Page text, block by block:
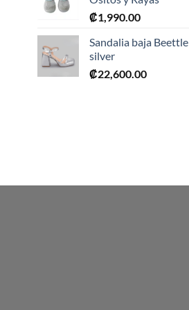
₡1,990.00
Sandalia baja Beettle
silver
₡22,600.00